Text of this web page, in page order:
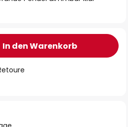
In den Warenkorb